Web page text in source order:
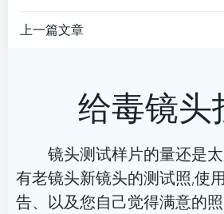
文
航
上一篇文章
导
航
给毒镜头
镜头测试样片的量还是太
有老镜头新镜头的测试照,使
告、以及您自己觉得满意的